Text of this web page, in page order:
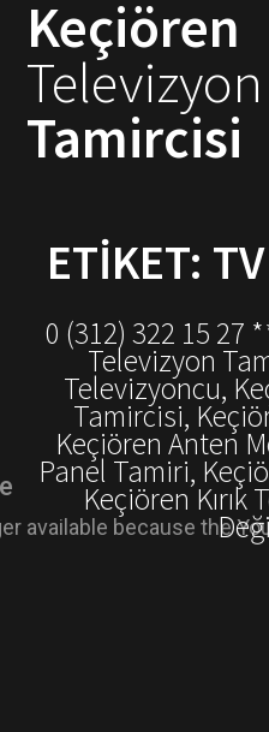
Keçiören
Televizyon
Tamircisi
ETIKET:
0 (312) 322 15 27
Televizyon
Televizyoncu,
Tamircisi,
Keçiören Anten
Panel Tamiri,
Keçiören Kırık